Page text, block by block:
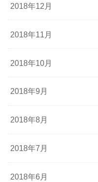
2018年12月
2018年11月
2018年10月
2018年9月
2018年8月
2018年7月
2018年6月